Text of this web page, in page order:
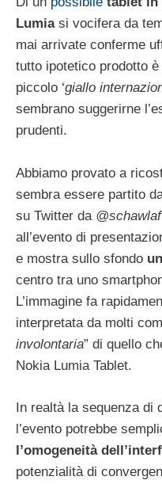
Lumiasi vocifera da
mai arrivate conferme
tutto ipotetico prodotto
piccolo ‘giallo
sembrano suggerirne
prudenti.
Abbiamo provato a
sembra essere partito
su Twitter da @schawlaf
all’evento di
e mostra sullo sfondo
centro tra uno
L’immagine fa
interpretata da molti
involontaria” di quello
Nokia Lumia Tablet.
In realtà la sequenza di
l’evento potrebbe
l’omogeneità
potenzialità di